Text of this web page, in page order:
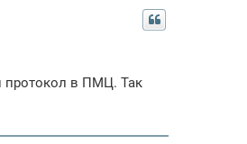
протокол в ПМЦ. Так